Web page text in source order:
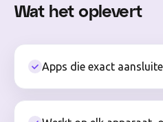
Wat het oplevert
Apps die exact